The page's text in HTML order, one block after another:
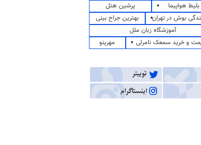
بلیط هواپیما
پرشین هتل
بوش در تهران
بهترین جراح بینی
آموزشگاه زبان ملل
و خرید سمعک نامرئی
مهرینو